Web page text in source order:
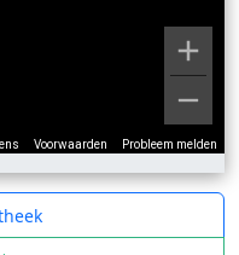
Voorwaarden Probleem melden